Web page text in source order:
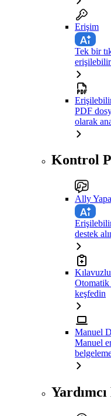
Erişim
Tek bir
PDF
olarak
Kontrol
Ally
destek
Otomatik
keşfedin
Manuel
Manuel